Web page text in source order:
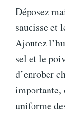
Déposez
saucisse et
Ajoutez
sel et le
d’enrober
importante,
uniforme